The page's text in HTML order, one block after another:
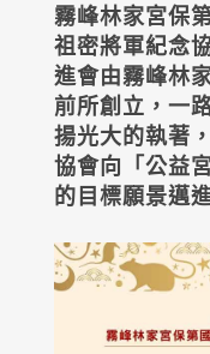
霧峰林家宮保
祖密將軍紀念
進會由霧峰林
前所創立，一
揚光大的執著
協會向「公益
的目標願景邁